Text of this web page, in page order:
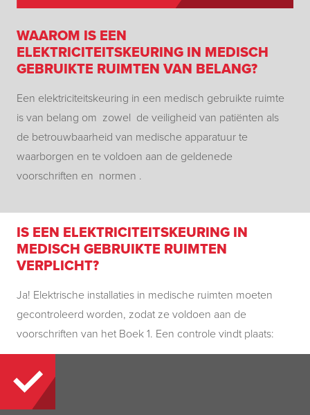
WAAROM IS EEN
ELEKTRICITEITSKEURING IN MEDISCH
GEBRUIKTE RUIMTEN VAN BELANG?
Een elektriciteitskeuring in een medisch gebruikte ruimte
is van belang om zowel de veiligheid van patiënten als
de betrouwbaarheid van medische apparatuur te
waarborgen en te voldoen aan de geldenede
voorschriften en normen .
IS EEN ELEKTRICITEITSKEURING IN
MEDISCH GEBRUIKTE RUIMTEN
VERPLICHT?
Ja! Elektrische installaties in medische ruimten moeten
gecontroleerd worden, zodat ze voldoen aan de
voorschriften van het Boek 1. Een controle vindt plaats: